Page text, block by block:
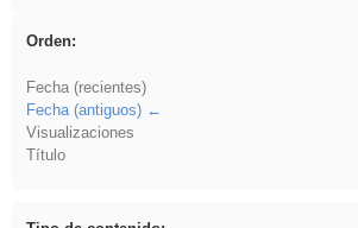
Orden:
Fecha (recientes)
Fecha (antiguos)
Visualizaciones
Título